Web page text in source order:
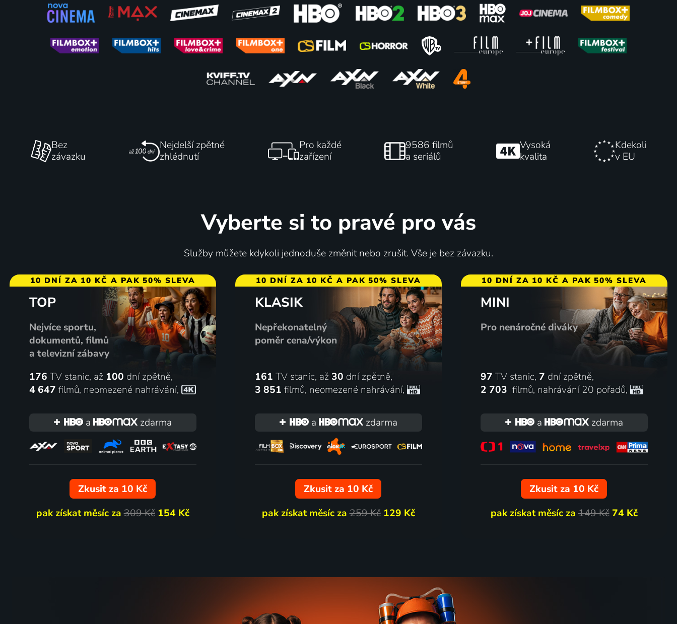
Bez
závazku
Nejdelší zpětné
zhlédnutí
Pro každé
zařízení
9586 filmů
a seriálů
Vysoká
kvalita
Kdekoli
v EU
Vyberte si to pravé pro vás
Služby můžete kdykoli jednoduše změnit nebo zrušit. Vše je bez závazku.
10 DNÍ ZA 10 KČ A PAK 50% SLEVA
TOP
Nejvíce sportu,
dokumentů, filmů
a televizní zábavy
176 TV stanic, až 100 dní zpětně,
4 647 filmů, neomezené nahrávání,
a zdarma
Zkusit za 10 Kč
pak získat měsíc za309 Kč 154 Kč
10 DNÍ ZA 10 KČ A PAK 50% SLEVA
KLASIK
Nepřekonatelný
poměr cena/výkon
161 TV stanic, až 30 dní zpětně,
3 851 filmů, neomezené nahrávání,
a zdarma
Zkusit za 10 Kč
pak získat měsíc za259 Kč 129 Kč
10 DNÍ ZA 10 KČ A PAK 50% SLEVA
MINI
Pro nenáročné diváky
97 TV stanic, 7 dní zpětně,
2 703 filmů, nahrávání 20 pořadů,
a zdarma
Zkusit za 10 Kč
pak získat měsíc za149 Kč 74 Kč